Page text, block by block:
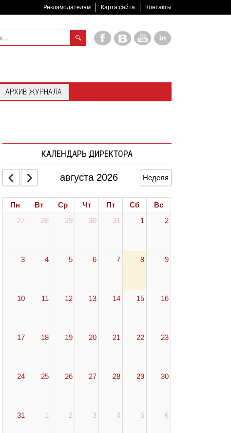
Рекламодателям Карта сайта Контакты
АРХИВ ЖУРНАЛА
КАЛЕНДАРЬ ДИРЕКТОРА
августа 2026 Неделя
Пн Вт Ср Чт Пт Сб
Вс
27
28 29 30 31 1 2
3 4 5 6 7 8 9
10 11 12 13 14 15 16
17 18 19 20 21 22 23
24 25 26 27 28 29 30
31 1 2 3 4 5 6